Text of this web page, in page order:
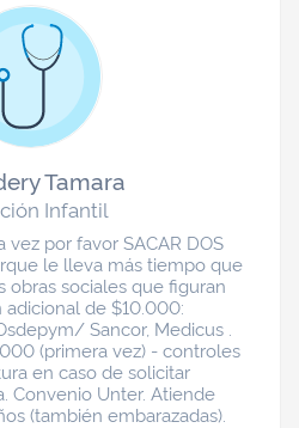
Tamara
Infantil
por favor SACAR DOS
le lleva más tiempo que
obras sociales que figuran
de $10.000:
Sancor, Medicus .
(primera vez) - controles
en caso de solicitar
Convenio Unter. Atiende
(también embarazadas).